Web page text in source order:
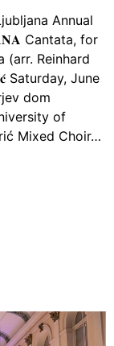
Annual
Cantata, for
(arr. Reinhard
Saturday, June
dom
of
Mixed Choir…